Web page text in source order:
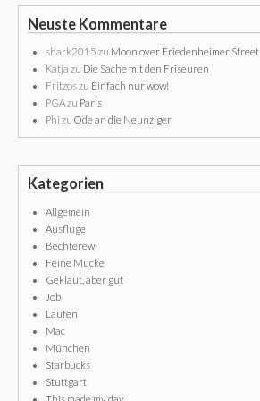
Neuste Kommentare
shark2015 zu Moon over Friedenheimer Street
Katja zu Die Sache mit den Friseuren
Fritzoszu Einfach nur wow!
PGAzu Paris
Phi zu Ode an die Neunziger
Kategorien
Allgemein
Ausflüge
Bechterew
Feine Mucke
Geklaut, aber gut
Job
Laufen
Mac
München
Starbucks
Stuttgart